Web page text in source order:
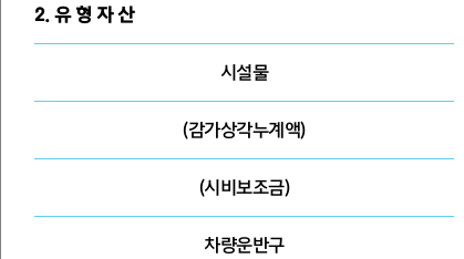
2. 유 형 자 산
시설물
(감가상각누계액)
(시비보조금)
차량운반구